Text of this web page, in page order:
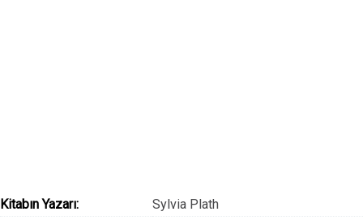
Kitabın Yazarı:
Sylvia Plath